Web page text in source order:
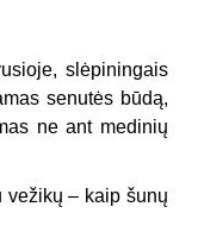
slėpiningais
senutės būdą,
ne ant medinių
– kaip šunų